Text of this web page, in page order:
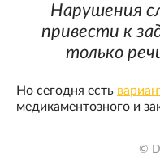
Нарушения
привести к
только
Но сегодня есть
медикаментозного и
©